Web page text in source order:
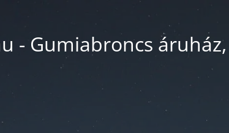
- Gumiabroncs